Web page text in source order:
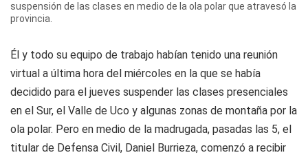
suspensión de las clases en medio de la ola polar que atravesó la
provincia.
Él y todo su equipo de trabajo habían tenido una reunión
virtual a última hora del miércoles en la que se había
decidido para el jueves suspender las clases presenciales
en el Sur, el Valle de Uco y algunas zonas de montaña por la
ola polar. Pero en medio de la madrugada, pasadas las 5, el
titular de Defensa Civil, Daniel Burrieza, comenzó a recibir